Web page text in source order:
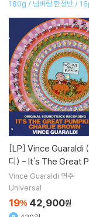
180g / 넘버링 한정반 /
[LP]
디) - It's The Great
Charlie Brown [조에트
LP]
Vince Guaraldi 연주
Universal
19% 42,900원